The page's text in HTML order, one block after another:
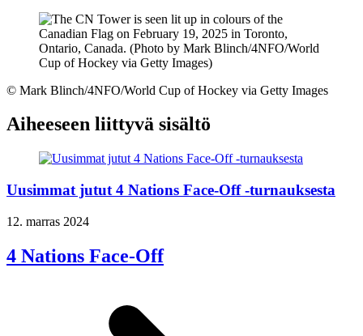
© Mark Blinch/4NFO/World Cup of Hockey via Getty Images
Aiheeseen liittyvä sisältö
Uusimmat jutut 4 Nations Face-Off -turnauksesta
12. marras 2024
4 Nations Face-Off